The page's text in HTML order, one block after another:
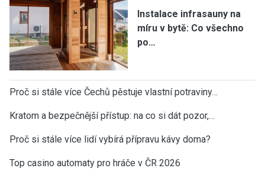
Instalace infrasauny na
míru v bytě: Co všechno
po…
Proč si stále více Čechů pěstuje vlastní potraviny…
Kratom a bezpečnější přístup: na co si dát pozor,…
Proč si stále více lidí vybírá přípravu kávy doma?
Top casino automaty pro hráče v ČR 2026